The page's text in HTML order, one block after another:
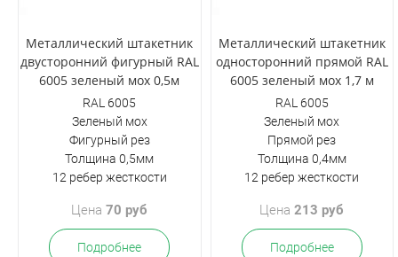
Металлический штакетник
двусторонний фигурный RAL
6005 зеленый мох 0,5м
RAL 6005
Зеленый мох
Фигурный рез
Толщина 0,5мм
12 ребер жесткости
Цена70 руб
Подробнее
Металлический штакетник
односторонний прямой RAL
6005 зеленый мох 1,7 м
RAL 6005
Зеленый мох
Прямой рез
Толщина 0,4мм
12 ребер жесткости
Цена213 руб
Подробнее